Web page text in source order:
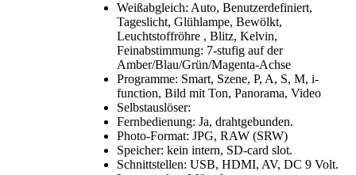
Weißabgleich: Auto, Benutzerdefiniert,
Tageslicht, Glühlampe, Bewölkt,
Leuchtstoffröhre , Blitz, Kelvin,
Feinabstimmung: 7-stufig auf der
Amber/Blau/Grün/Magenta-Achse
Programme: Smart, Szene, P, A, S, M, i-
function, Bild mit Ton, Panorama, Video
Selbstauslöser:
Fernbedienung: Ja, drahtgebunden.
Photo-Format: JPG, RAW (SRW)
Speicher: kein intern, SD-card slot.
Schnittstellen: USB, HDMI, AV, DC 9 Volt.